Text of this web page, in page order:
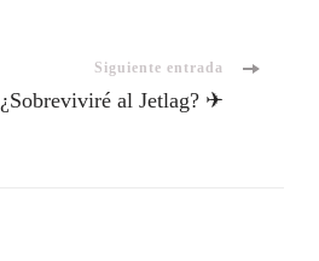
Siguiente entrada
¿Sobreviviré al Jetlag? ✈